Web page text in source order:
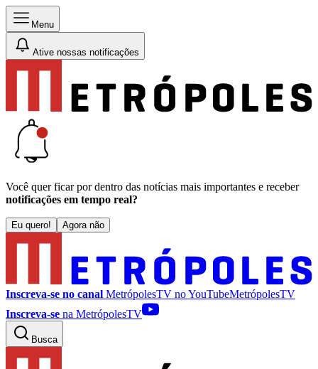
Menu
Ative nossas notificações
Você quer ficar por dentro das notícias mais importantes e receber
notificações em tempo real?
Eu quero! Agora não
Inscreva-se no canal MetrópolesTV noYouTubeMetrópolesTV
Inscreva-se na MetrópolesTV
Busca